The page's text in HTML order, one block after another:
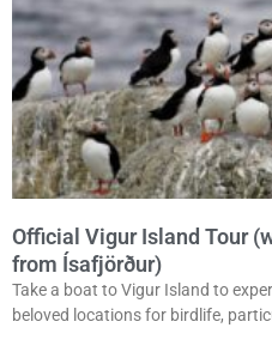
Official Vigur Island Tour
from Ísafjörður)
Take a boat to Vigur Island to
beloved locations for birdlife,